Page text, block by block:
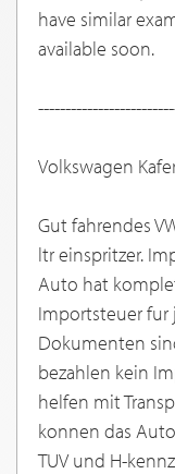
have similar
available soon.
Volkswagen
Gut fahrendes
ltr einspritzer.
Auto hat
Importsteuer fur
Dokumenten
bezahlen kein
helfen mit
konnen das
TUV und H-